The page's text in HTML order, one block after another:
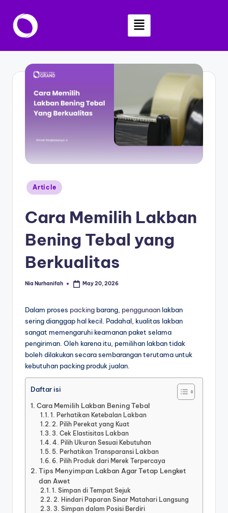
Skip
Article
Cara Memilih Lakban
Bening Tebal yang
Berkualitas
Nia Nurhanifah May 20, 2026
Dalam proses packing barang, penggunaan lakban
sering dianggap hal kecil. Padahal, kualitas lakban
sangat memengaruhi keamanan paket selama
pengiriman. Oleh karena itu, pemilihan lakban tidak
boleh dilakukan secara sembarangan terutama untuk
kebutuhan packing produk jualan.
Daftar isi
Cara Memilih Lakban Bening Tebal
1. Perhatikan Ketebalan Lakban
2. Pilih Perekat yang Kuat
3. Cek Elastisitas Lakban
4. Pilih Ukuran Sesuai Kebutuhan
5. Perhatikan Transparansi Lakban
6. Pilih Produk dari Merek Terpercaya
Tips Menyimpan Lakban Agar Tetap Lengket
dan Awet
1. Simpan di Tempat Sejuk
2. Hindari Paparan Sinar Matahari Langsung
3. Simpan dalam Posisi Berdiri